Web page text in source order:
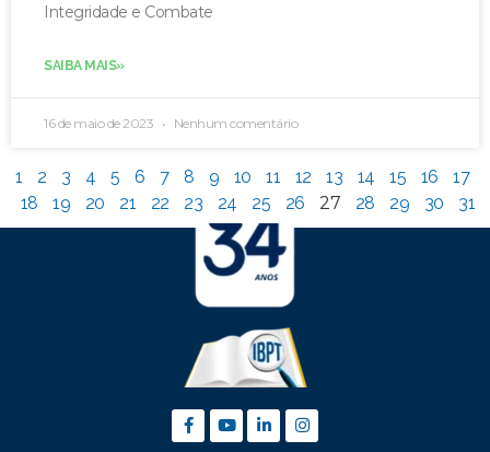
Integridade e Combate
SAIBA MAIS»
16 de maio de 2023 Nenhum comentário
1 2 3 4 5 6 7 8 9 10 11 12 13 14 15 16
17
18
19 20 21 22 23 24 25 26 27 28 29 30 31